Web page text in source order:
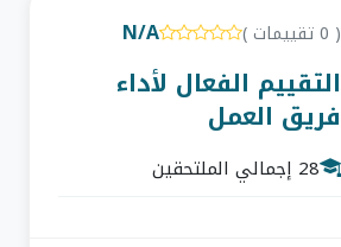
( 0 تقييمات ) N/A
التقييم الفعال لأداء
فريق العمل
28 إجمالي الملتحقين